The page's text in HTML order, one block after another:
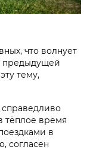
что волнует
предыдущей
тему,
тёплое время
в
согласен